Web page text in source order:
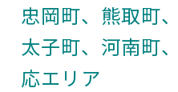
忠岡町、熊取町
太子町、河南町
応エリア